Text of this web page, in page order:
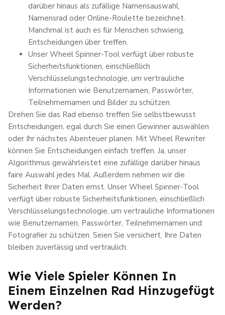
darüber hinaus als zufällige Namensauswahl,
Namensrad oder Online-Roulette bezeichnet.
Manchmal ist auch es für Menschen schwierig,
Entscheidungen über treffen.
Unser Wheel Spinner-Tool verfügt über robuste
Sicherheitsfunktionen, einschließlich
Verschlüsselungstechnologie, um vertrauliche
Informationen wie Benutzernamen, Passwörter,
Teilnehmernamen und Bilder zu schützen.
Drehen Sie das Rad ebenso treffen Sie selbstbewusst
Entscheidungen, egal durch Sie einen Gewinner auswählen
oder Ihr nächstes Abenteuer planen. Mit Wheel Rewriter
können Sie Entscheidungen einfach treffen. Ja, unser
Algorithmus gewährleistet eine zufällige darüber hinaus
faire Auswahl jedes Mal. Außerdem nehmen wir die
Sicherheit Ihrer Daten ernst. Unser Wheel Spinner-Tool
verfügt über robuste Sicherheitsfunktionen, einschließlich
Verschlüsselungstechnologie, um vertrauliche Informationen
wie Benutzernamen, Passwörter, Teilnehmernamen und
Fotografier zu schützen. Seien Sie versichert, Ihre Daten
bleiben zuverlässig und vertraulich.
Wie Viele Spieler Können In
Einem Einzelnen Rad Hinzugefügt
Werden?